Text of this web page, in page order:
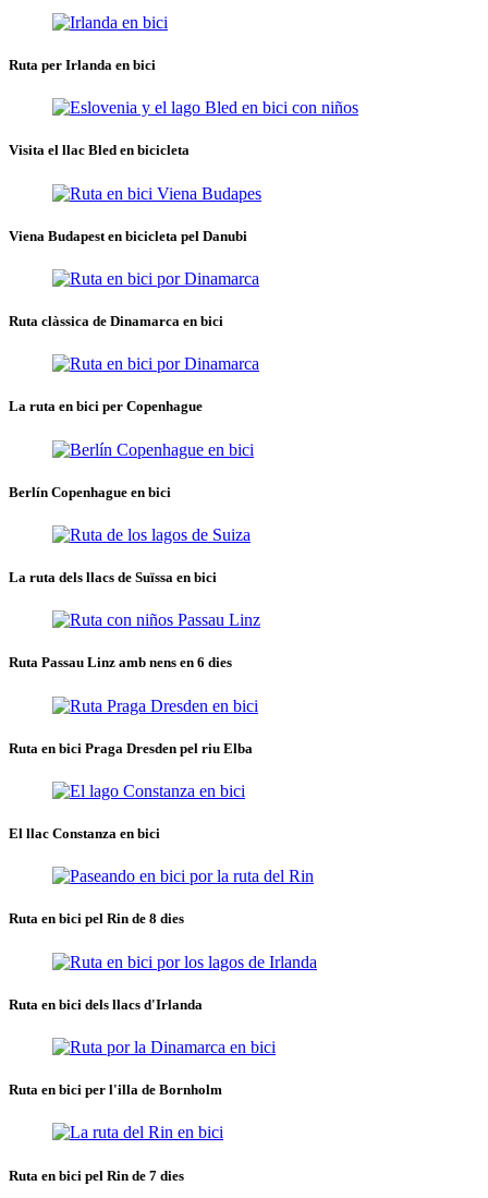
Ruta per Irlanda en bici
Visita el llac Bled en bicicleta
Viena Budapest en bicicleta pel Danubi
Ruta clàssica de Dinamarca en bici
La ruta en bici per Copenhague
Berlín Copenhague en bici
La ruta dels llacs de Suïssa en bici
Ruta Passau Linz amb nens en 6 dies
Ruta en bici Praga Dresden pel riu Elba
El llac Constanza en bici
Ruta en bici pel Rin de 8 dies
Ruta en bici dels llacs d'Irlanda
Ruta en bici per l'illa de Bornholm
Ruta en bici pel Rin de 7 dies